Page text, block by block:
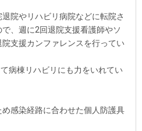
院やリハビリ病院などに転院さ
、週に2回退院支援看護師やソ
支援カンファレンスを行ってい
病棟リハビリにも力をいれてい
感染経路に合わせた個人防護具